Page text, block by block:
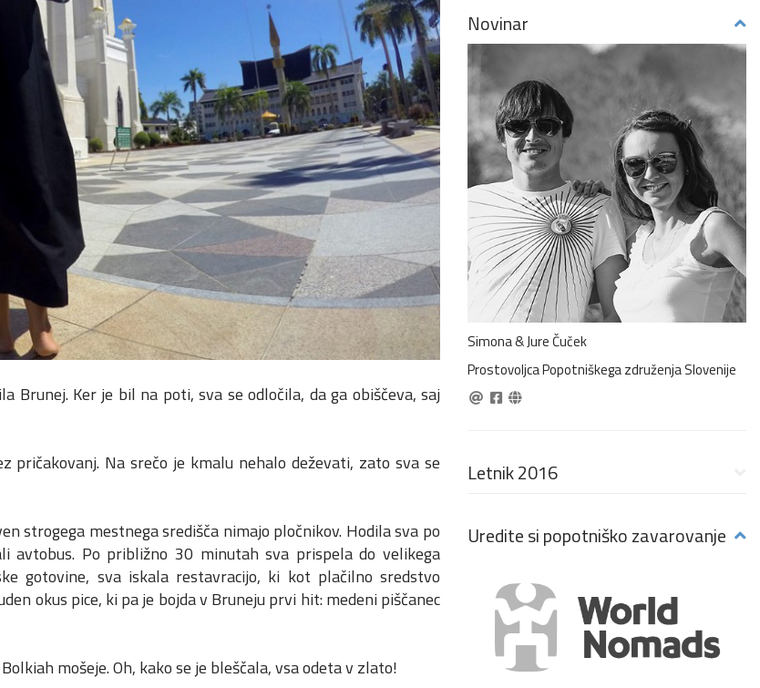
Brunej. Ker je bil na poti, sva se odločila, da ga obiščeva, saj
pričakovanj. Na srečo je kmalu nehalo deževati, zato sva se
strogega mestnega središča nimajo pločnikov. Hodila sva po
Po približno 30 minutah sva prispela do velikega
gotovine, sva iskala restavracijo, ki kot plačilno sredstvo
okus pice, ki pa je bojda v Bruneju prvi hit: medeni piščanec
mošeje. Oh, kako se je bleščala, vsa odeta v zlato!
Novinar
Simona & Jure Čuček
Prostovoljca Popotniškega združenja Slovenije
Letnik 2016
Uredite si popotniško zavarovanje